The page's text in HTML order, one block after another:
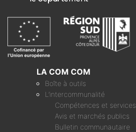
LA COM COM
Boîte à outils
L’intercommunalité
Compétences et services
Avis et marchés publics
Bulletin communautaire